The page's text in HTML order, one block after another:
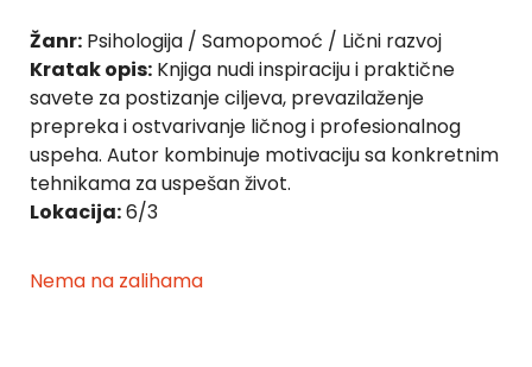
Žanr: Psihologija / Samopomoć / Lični razvoj
Kratak opis: Knjiga nudi inspiraciju i praktične
savete za postizanje ciljeva, prevazilaženje
prepreka i ostvarivanje ličnog i profesionalnog
uspeha. Autor kombinuje motivaciju sa konkretnim
tehnikama za uspešan život.
Lokacija:6/3
Nema na zalihama